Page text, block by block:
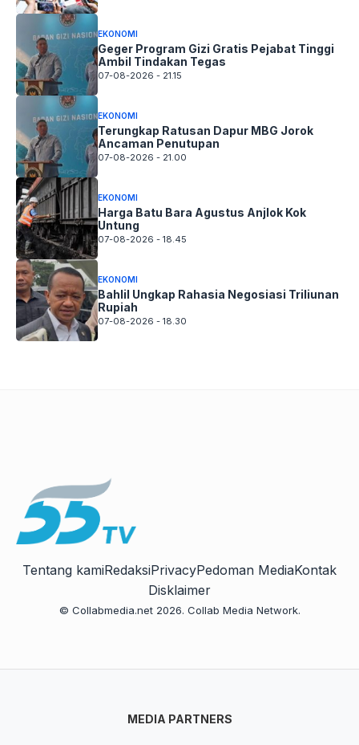
EKONOMI
Geger Program Gizi Gratis Pejabat Tinggi
Ambil Tindakan Tegas
07-08-2026 - 21.15
EKONOMI
Terungkap Ratusan Dapur MBG Jorok
Ancaman Penutupan
07-08-2026 - 21.00
EKONOMI
Harga Batu Bara Agustus Anjlok Kok
Untung
07-08-2026 - 18.45
EKONOMI
Bahlil Ungkap Rahasia Negosiasi Triliunan
Rupiah
07-08-2026 - 18.30
Tentang kamiRedaksiPrivacyPedoman MediaKontak
Disklaimer
© Collabmedia.net 2026. Collab Media Network.
MEDIA PARTNERS